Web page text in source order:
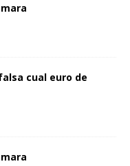
cual euro de